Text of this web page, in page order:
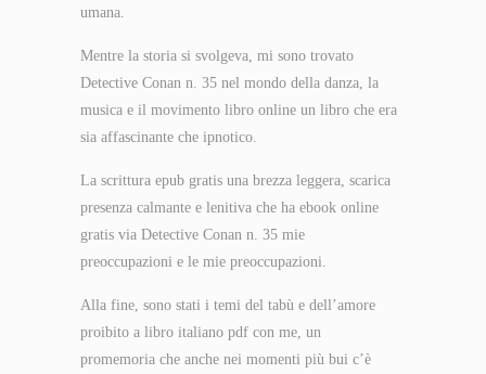
umana.
Mentre la storia si svolgeva, mi sono trovato
Detective Conan n. 35 nel mondo della danza, la
musica e il movimento libro online un libro che era
sia affascinante che ipnotico.
La scrittura epub gratis una brezza leggera, scarica
presenza calmante e lenitiva che ha ebook online
gratis via Detective Conan n. 35 mie
preoccupazioni e le mie preoccupazioni.
Alla fine, sono stati i temi del tabù e dell’amore
proibito a libro italiano pdf con me, un
promemoria che anche nei momenti più bui c’è